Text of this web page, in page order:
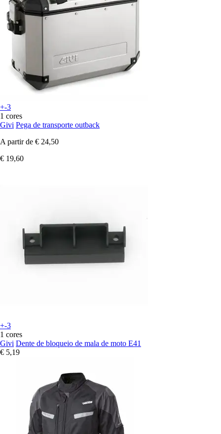
+-3
1 cores
Givi Pega de transporte outback
A partir de € 24,50
€ 19,60
+-3
1 cores
Givi Dente de bloqueio de mala de moto E41
€ 5,19